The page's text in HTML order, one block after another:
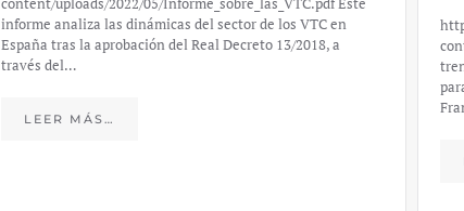
informe analiza las dinámicas del sector de los VTC en
España tras la aprobación del Real Decreto 13/2018, a
través del…
LEER MÁS…